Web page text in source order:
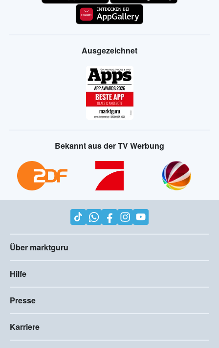
Ausgezeichnet
Bekannt aus der TV Werbung
Über marktguru
Hilfe
Presse
Karriere